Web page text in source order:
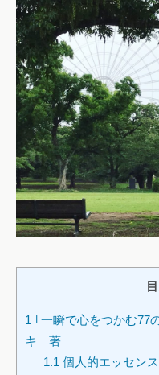
1 ｢一瞬で心をつかむ
キ 著
1.1 個人的エッセン